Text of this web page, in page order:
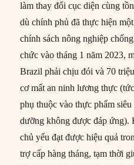
làm thay đổi cục diện cùng
dù chính phủ đã thực hiện
chính sách nông nghiệp
chức vào tháng 1 năm 2023,
Brazil phải chịu đói và 70
cơ mất an ninh lương thực
phụ thuộc vào thực phẩm
dưỡng không được đáp ứng).
chủ yếu đạt được hiệu quả
trợ cấp hàng tháng, tạm thời